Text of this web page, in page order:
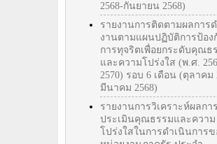
2568-กันยายน 2568)
รายงานการติดตามผลการ
งานตามแผนปฏิบัติการป้อง
การทุจริตเพื่อยกระดับคุณธ
และความโปร่งใส (พ.ศ.
2570) รอบ 6 เดือน (ตุลาคม
มีนาคม 2568)
รายงานการวิเคราะห์ผลการ
ประเมินคุณธรรมและความ
โปร่งใสในการดำเนินการข